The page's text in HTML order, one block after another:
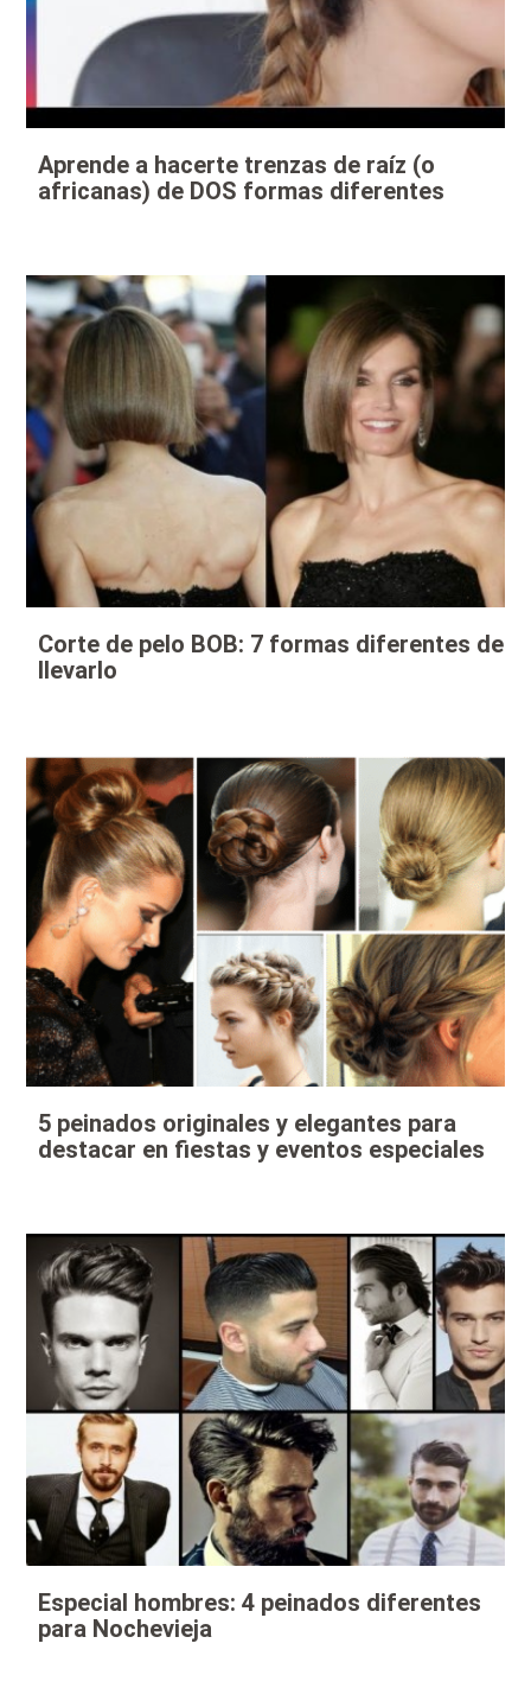
Aprende a hacerte trenzas de raíz (o
africanas) de DOS formas diferentes
Corte de pelo BOB: 7 formas diferentes de
llevarlo
5 peinados originales y elegantes para
destacar en fiestas y eventos especiales
Especial hombres: 4 peinados diferentes
para Nochevieja